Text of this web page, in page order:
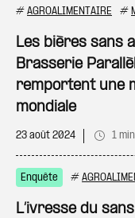
# AGROALIMENTAIRE #
Les bières sans
Brasserie
remportent une
mondiale
23 août 2024 1
Enquête #
L’ivresse du